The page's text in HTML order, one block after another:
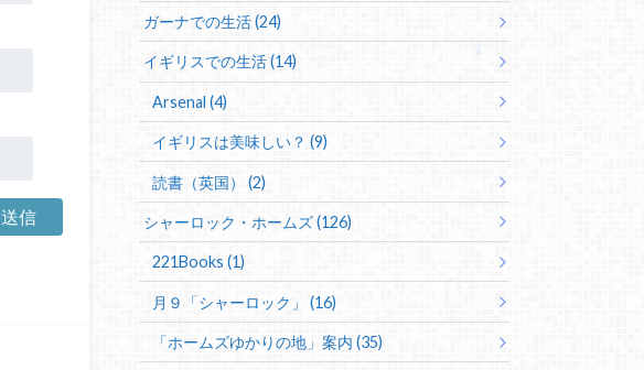
ガーナでの生活 (24)
イギリスでの生活 (14)
Arsenal (4)
イギリスは美味しい？ (9)
読書（英国） (2)
シャーロック・ホームズ (126)
221Books (1)
月９「シャーロック」 (16)
「ホームズゆかりの地」案内 (35)